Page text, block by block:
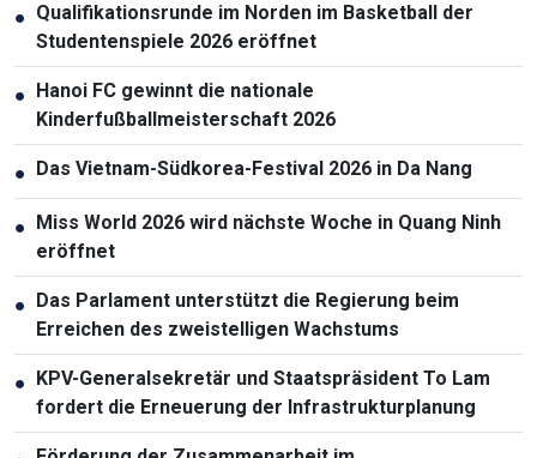
● Qualifikationsrunde im Norden im Basketball der
Studentenspiele 2026 eröffnet
● Hanoi FC gewinnt die nationale
Kinderfußballmeisterschaft 2026
● Das Vietnam-Südkorea-Festival 2026 in Da Nang
● Miss World 2026 wird nächste Woche in Quang Ninh
eröffnet
● Das Parlament unterstützt die Regierung beim
Erreichen des zweistelligen Wachstums
● KPV-Generalsekretär und Staatspräsident To Lam
fordert die Erneuerung der Infrastrukturplanung